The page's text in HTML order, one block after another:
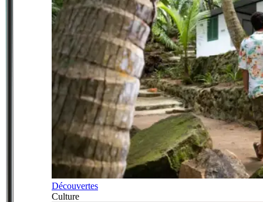
Découvertes
Culture